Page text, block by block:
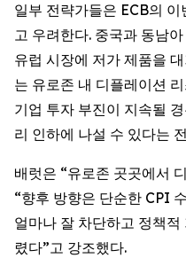
일부 전략가들은 ECB의
고 우려한다. 중국과 동남
유럽 시장에 저가 제품을
는 유로존 내 디플레이션
기업 투자 부진이 지속될
리 인하에 나설 수 있다는
배럿은 “유로존 곳곳에서
“향후 방향은 단순한 CPI
얼마나 잘 차단하고 정책
렸다”고 강조했다.